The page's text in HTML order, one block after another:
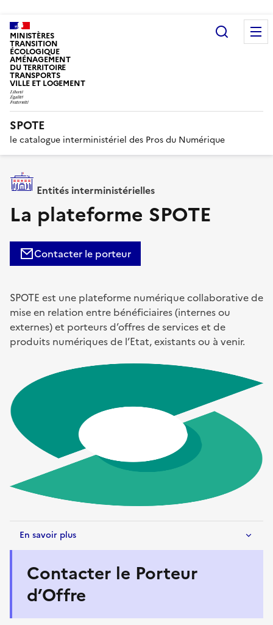
MINISTÈRES
TRANSITION
ÉCOLOGIQUE
AMÉNAGEMENT
DU TERRITOIRE
TRANSPORTS
VILLE ET LOGEMENT
SPOTE
le catalogue interministériel des Pros du Numérique
Entités interministérielles
La plateforme SPOTE
Contacter le porteur
SPOTE est une plateforme numérique collaborative de
mise en relation entre bénéficiaires (internes ou
externes) et porteurs d’offres de services et de
produits numériques de l’Etat, existants ou à venir.
En savoir plus
Contacter le Porteur
d’Offre